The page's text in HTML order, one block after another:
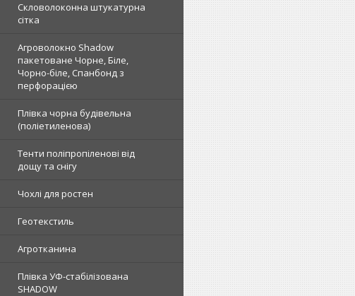
Скловолоконна штукатурна
сітка
Агроволокно Shadow
пакетоване Чорне, Біле,
Чорно-біле, Спанбонд з
перфорацією
Плівка чорна будівельна
(поліетиленова)
Тенти поліпропіленові від
дощу та снігу
Чохлі для ростен
Геотекстиль
Агротканина
Плівка УФ-стабілізована
SHADOW